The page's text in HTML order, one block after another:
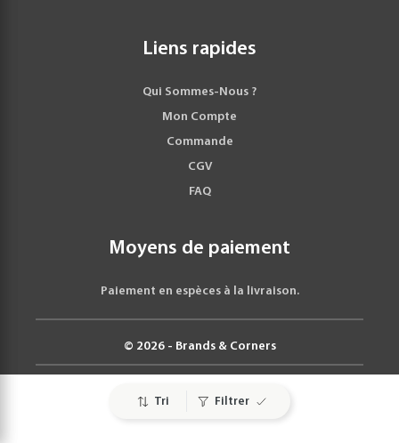
Tri Filtrer
Liens rapides
Qui Sommes-Nous ?
Mon Compte
Commande
CGV
FAQ
Moyens de paiement
Paiement en espèces à la livraison.
© 2026 - Brands & Corners